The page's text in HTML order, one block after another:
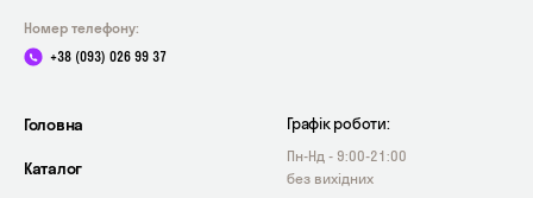
Номер телефону:
+38 (093) 026 99 37
Головна
Каталог
Графік роботи:
Пн-Нд - 9:00-21:00
без вихідних